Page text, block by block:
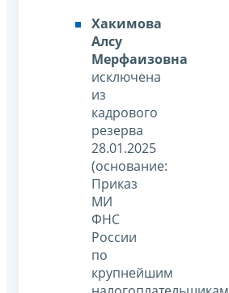
Хакимова
Алсу
Мерфаизовна
исключена
из
кадрового
резерва
28.01.2025
(основание:
Приказ
МИ
ФНС
России
по
крупнейшим